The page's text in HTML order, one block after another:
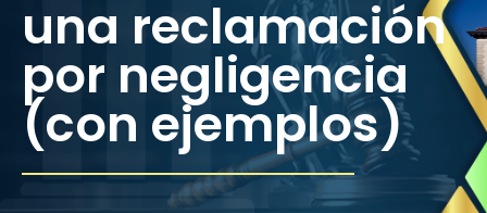
una reclamación
por negligencia
(con ejemplos)